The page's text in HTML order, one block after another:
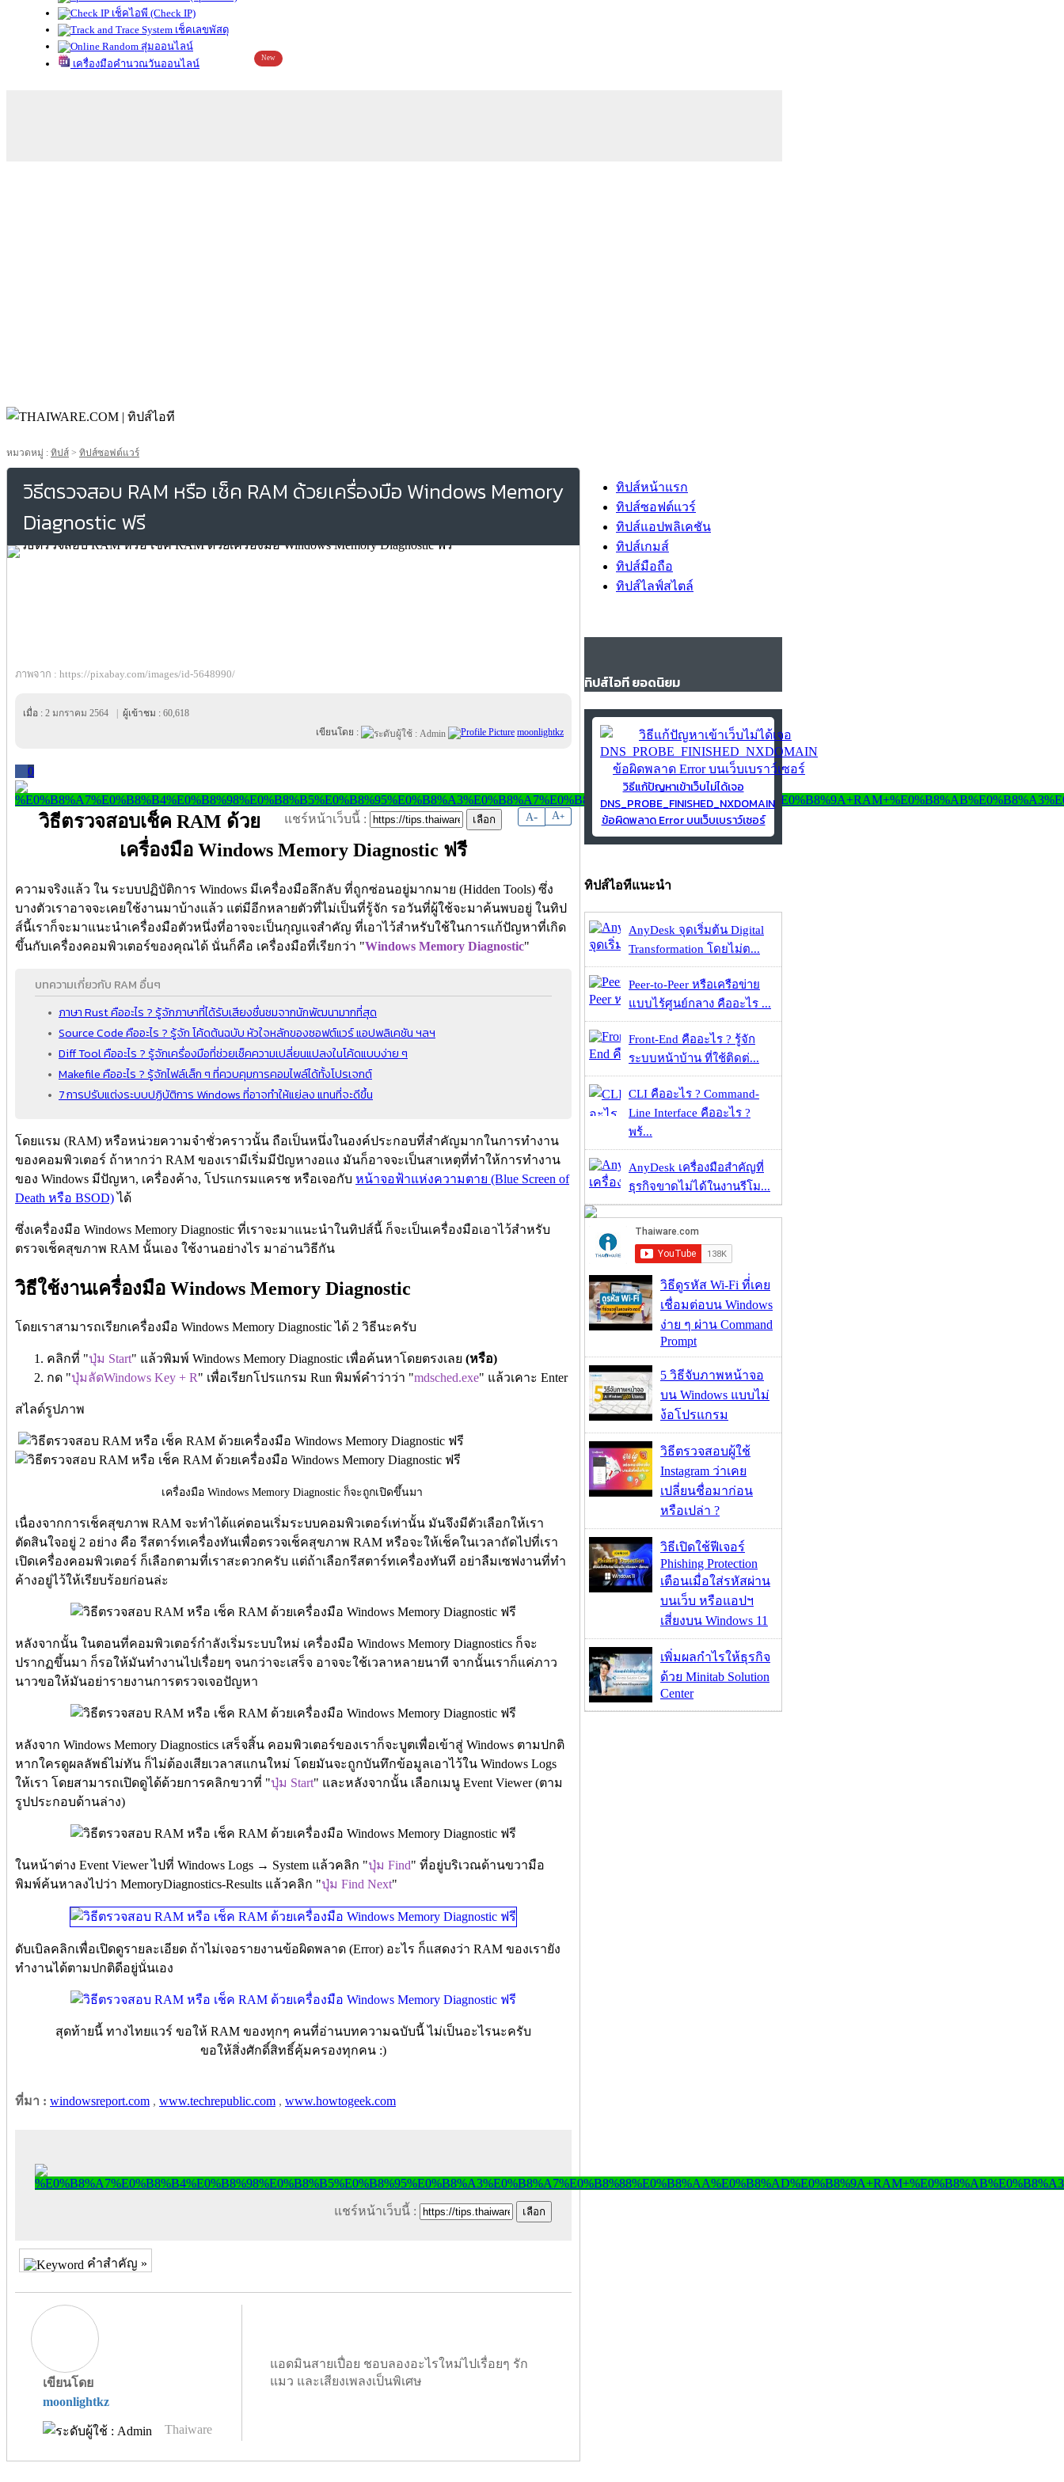
เช็คไอพี (Check IP)
เช็คเลขพัสดุ
สุ่มออนไลน์
เครื่องมือคำนวณวันออนไลน์
New
หมวดหมู่ : ทิปส์ > ทิปส์ซอฟต์แวร์
วิธีตรวจสอบ RAM หรือ เช็ค RAM ด้วยเครื่องมือ Windows Memory
Diagnostic ฟรี
ภาพจาก : https://pixabay.com/images/id-5648990/
เมื่อ : 2 มกราคม 2564 ผู้เข้าชม : 60,618
เขียนโดย :
moonlightkz
0
A- A+
แชร์หน้าเว็บนี้ :
วิธีตรวจสอบเช็ค RAM ด้วย
เครื่องมือ Windows Memory Diagnostic ฟรี
ความจริงแล้ว ใน ระบบปฏิบัติการ Windows มีเครื่องมือลึกลับ ที่ถูกซ่อนอยู่มากมาย (Hidden Tools) ซึ่ง
บางตัวเราอาจจะเคยใช้งานมาบ้างแล้ว แต่มีอีกหลายตัวที่ไม่เป็นที่รู้จัก รอวันที่ผู้ใช้จะมาค้นพบอยู่ ในทิป
ส์นี้เราก็จะมาแนะนำเครื่องมือตัวหนึ่งที่อาจจะเป็นกุญแจสำคัญ ที่เอาไว้สำหรับใช้ในการแก้ปัญหาที่เกิด
ขึ้นกับเครื่องคอมพิวเตอร์ของคุณได้ นั่นก็คือ เครื่องมือที่เรียกว่า "Windows Memory Diagnostic"
บทความเกี่ยวกับ RAM อื่นๆ
ภาษา Rust คืออะไร ? รู้จักภาษาที่ได้รับเสียงชื่นชมจากนักพัฒนามากที่สุด
Source Code คืออะไร ? รู้จัก โค้ดต้นฉบับ หัวใจหลักของซอฟต์แวร์ แอปพลิเคชัน ฯลฯ
Diff Tool คืออะไร ? รู้จักเครื่องมือที่ช่วยเช็คความเปลี่ยนแปลงในโค้ดแบบง่าย ๆ
Makefile คืออะไร ? รู้จักไฟล์เล็ก ๆ ที่ควบคุมการคอมไพล์ได้ทั้งโปรเจกต์
7 การปรับแต่งระบบปฏิบัติการ Windows ที่อาจทำให้แย่ลง แทนที่จะดีขึ้น
โดยแรม (RAM) หรือหน่วยความจำชั่วคราวนั้น ถือเป็นหนึ่งในองค์ประกอบที่สำคัญมากในการทำงาน
ของคอมพิวเตอร์ ถ้าหากว่า RAM ของเรามีเริ่มมีปัญหางอแง มันก็อาจจะเป็นสาเหตุที่ทำให้การทำงาน
ของ Windows มีปัญหา, เครื่องค้าง, โปรแกรมแครช หรือเจอกับ หน้าจอฟ้าแห่งความตาย (Blue Screen of
Death หรือ BSOD)ได้
ซึ่งเครื่องมือ Windows Memory Diagnostic ที่เราจะมาแนะนำในทิปส์นี้ ก็จะเป็นเครื่องมือเอาไว้สำหรับ
ตรวจเช็คสุขภาพ RAM นั้นเอง ใช้งานอย่างไร มาอ่านวิธีกัน
วิธีใช้งานเครื่องมือ Windows Memory Diagnostic
โดยเราสามารถเรียกเครื่องมือ Windows Memory Diagnostic ได้ 2 วิธีนะครับ
คลิกที่ "ปุ่ม Start" แล้วพิมพ์ Windows Memory Diagnostic เพื่อค้นหาโดยตรงเลย (หรือ)
กด "ปุ่มลัดWindows Key + R" เพื่อเรียกโปรแกรม Run พิมพ์คำว่าว่า "mdsched.exe" แล้วเคาะ Enter
สไลด์รูปภาพ
เครื่องมือ Windows Memory Diagnostic ก็จะถูกเปิดขึ้นมา
เนื่องจากการเช็คสุขภาพ RAM จะทำได้แค่ตอนเริ่มระบบคอมพิวเตอร์เท่านั้น มันจึงมีตัวเลือกให้เรา
ตัดสินใจอยู่ 2 อย่าง คือ รีสตาร์ทเครื่องทันเพื่อตรวจเช็คสุขภาพ RAM หรือจะให้เช็คในเวลาถัดไปที่เรา
เปิดเครื่องคอมพิวเตอร์ ก็เลือกตามที่เราสะดวกครับ แต่ถ้าเลือกรีสตาร์ทเครื่องทันที อย่าลืมเซฟงานที่ทำ
ค้างอยู่ไว้ให้เรียบร้อยก่อนล่ะ
หลังจากนั้น ในตอนที่คอมพิวเตอร์กำลังเริ่มระบบใหม่ เครื่องมือ Windows Memory Diagnostics ก็จะ
ปรากฏขึ้นมา ก็รอให้มันทำงานไปเรื่อยๆ จนกว่าจะเสร็จ อาจจะใช้เวลาหลายนาที จากนั้นเราก็แค่ภาว
นาวขอให้มันอย่ารายงานการตรวจเจอปัญหา
หลังจาก Windows Memory Diagnostics เสร็จสิ้น คอมพิวเตอร์ของเราก็จะบูตเพื่อเข้าสู่ Windows ตามปกติ
หากใครดูผลลัพธ์ไม่ทัน ก็ไม่ต้องเสียเวลาสแกนใหม่ โดยมันจะถูกบันทึกข้อมูลเอาไว้ใน Windows Logs
ให้เรา โดยสามารถเปิดดูได้ด้วยการคลิกขวาที่ "ปุ่ม Start" และหลังจากนั้น เลือกเมนู Event Viewer (ตาม
รูปประกอบด้านล่าง)
ในหน้าต่าง Event Viewer ไปที่ Windows Logs → System แล้วคลิก "ปุ่ม Find" ที่อยู่บริเวณด้านขวามือ
พิมพ์ค้นหาลงไปว่า MemoryDiagnostics-Results แล้วคลิก "ปุ่ม Find Next"
ดับเบิลคลิกเพื่อเปิดดูรายละเอียด ถ้าไม่เจอรายงานข้อผิดพลาด (Error) อะไร ก็แสดงว่า RAM ของเรายัง
ทำงานได้ตามปกติดีอยู่นั่นเอง
สุดท้ายนี้ ทางไทยแวร์ ขอให้ RAM ของทุกๆ คนที่อ่านบทความฉบับนี้ ไม่เป็นอะไรนะครับ
ขอให้สิ่งศักดิ์สิทธิ์คุ้มครองทุกคน :)
ที่มา : windowsreport.com , www.techrepublic.com , www.howtogeek.com
แชร์หน้าเว็บนี้ :
คำสำคัญ »
เขียนโดย
moonlightkz
Thaiware
แอดมินสายเปื่อย ชอบลองอะไรใหม่ไปเรื่อยๆ รัก
แมว และเสียงเพลงเป็นพิเศษ
ทิปส์หน้าแรก
ทิปส์ซอฟต์แวร์
ทิปส์แอปพลิเคชัน
ทิปส์เกมส์
ทิปส์มือถือ
ทิปส์ไลฟ์สไตล์
ทิปส์ไอที ยอดนิยม
วิธีแก้ปัญหาเข้าเว็บไม่ได้เจอ
DNS_PROBE_FINISHED_NXDOMAIN
ข้อผิดพลาด Error บนเว็บเบราว์เซอร์
ทิปส์ไอทีแนะนำ
AnyDesk จุดเริ่มต้น Digital
Transformation โดยไม่ต...
Peer-to-Peer หรือเครือข่าย
แบบไร้ศูนย์กลาง คืออะไร ...
Front-End คืออะไร ? รู้จัก
ระบบหน้าบ้าน ที่ใช้ติดต่...
CLI คืออะไร ? Command-
Line Interface คืออะไร ?
พร้...
AnyDesk เครื่องมือสำคัญที่
ธุรกิจขาดไม่ได้ในงานรีโม...
วิธีดูรหัส Wi-Fi ที่่เคย
เชื่อมต่อบน Windows
ง่าย ๆ ผ่าน Command
Prompt
5 วิธีจับภาพหน้าจอ
บน Windows แบบไม่
ง้อโปรแกรม
วิธีตรวจสอบผู้ใช้
Instagram ว่าเคย
เปลี่ยนชื่อมาก่อน
หรือเปล่า ?
วิธีเปิดใช้ฟีเจอร์
Phishing Protection
เตือนเมื่อใส่รหัสผ่าน
บนเว็บ หรือแอปฯ
เสี่ยงบน Windows 11
เพิ่มผลกำไรให้ธุรกิจ
ด้วย Minitab Solution
Center